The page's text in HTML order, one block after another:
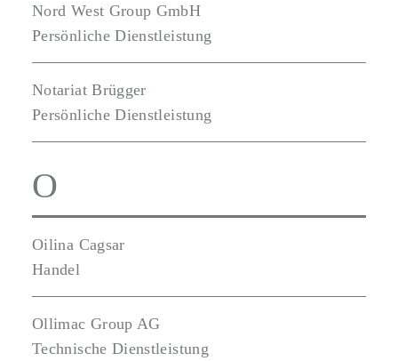
Nord West Group GmbH
Persönliche Dienstleistung
Notariat Brügger
Persönliche Dienstleistung
O
Oilina Cagsar
Handel
Ollimac Group AG
Technische Dienstleistung